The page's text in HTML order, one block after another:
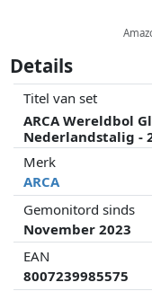
Details
Titel van set
ARCA Wereldbol
Nederlandstalig -
Merk
ARCA
Gemonitord sinds
November 2023
EAN
8007239985575